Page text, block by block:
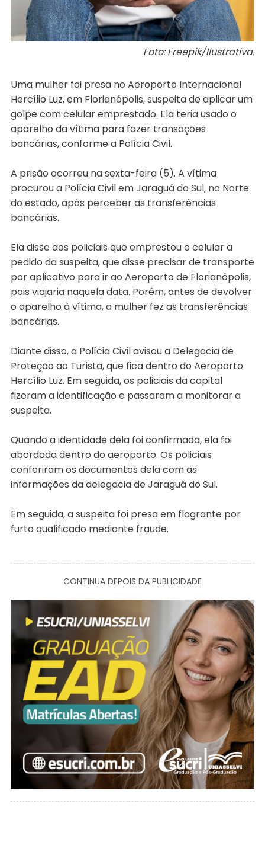
Foto: Freepik/Ilustrativa.
Uma mulher foi presa no Aeroporto Internacional
Hercílio Luz, em Florianópolis, suspeita de aplicar um
golpe com celular emprestado. Ela teria usado o
aparelho da vítima para fazer transações
bancárias, conforme a Polícia Civil.
A prisão ocorreu na sexta-feira (5). A vítima
procurou a Polícia Civil em Jaraguá do Sul, no Norte
do estado, após perceber as transferências
bancárias.
Ela disse aos policiais que emprestou o celular a
pedido da suspeita, que disse precisar de transporte
por aplicativo para ir ao Aeroporto de Florianópolis,
pois viajaria naquela data. Porém, antes de devolver
o aparelho à vítima, a mulher fez as transferências
bancárias.
Diante disso, a Polícia Civil avisou a Delegacia de
Proteção ao Turista, que fica dentro do Aeroporto
Hercílio Luz. Em seguida, os policiais da capital
fizeram a identificação e passaram a monitorar a
suspeita.
Quando a identidade dela foi confirmada, ela foi
abordada dentro do aeroporto. Os policiais
conferiram os documentos dela com as
informações da delegacia de Jaraguá do Sul.
Em seguida, a suspeita foi presa em flagrante por
furto qualificado mediante fraude.
CONTINUA DEPOIS DA PUBLICIDADE